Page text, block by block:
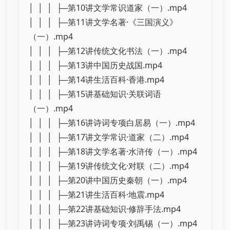
│ │ │ ├─第10讲文学常识道家（一）.mp4
│ │ │ ├─第11讲文学名著·《三国演义》
（一）.mp4
│ │ │ ├─第12讲传统文化书法（一）.mp4
│ │ │ ├─第13讲中国历史战国.mp4
│ │ │ ├─第14讲生活百科·香港.mp4
│ │ │ ├─第15讲基础知识·关联词语
（一）.mp4
│ │ │ ├─第16讲诗词专项白居易（一）.mp4
│ │ │ ├─第17讲文学常识·道家（二）.mp4
│ │ │ ├─第18讲文学名著·水浒传（一）.mp4
│ │ │ ├─第19讲传统文化·对联（二）.mp4
│ │ │ ├─第20讲中国历史秦朝（一）.mp4
│ │ │ ├─第21讲生活百科·地震.mp4
│ │ │ ├─第22讲基础知识·修辞手法.mp4
│ │ │ ├─第23讲诗词专项·刘禹锡（一）.mp4